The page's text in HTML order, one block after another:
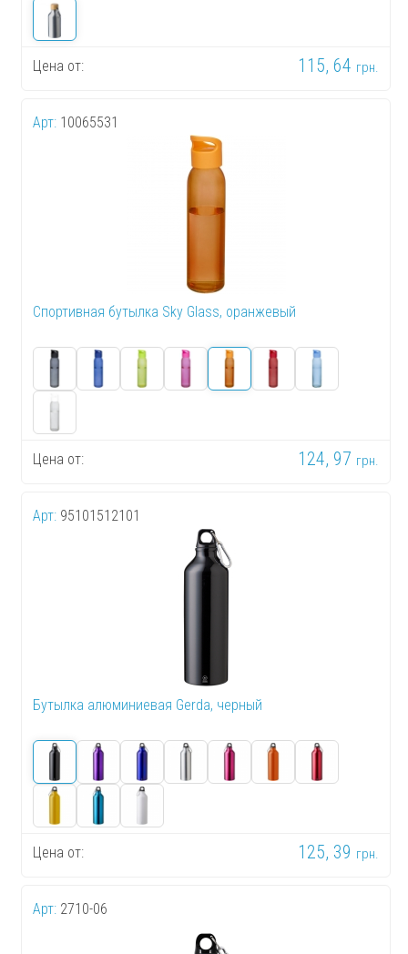
Цена от: 115, 64 грн.
Арт: 10065531
Спортивная бутылка Sky Glass, оранжевый
Цена от: 124, 97 грн.
Арт: 95101512101
Бутылка алюминиевая Gerda, черный
Цена от: 125, 39 грн.
Арт: 2710-06